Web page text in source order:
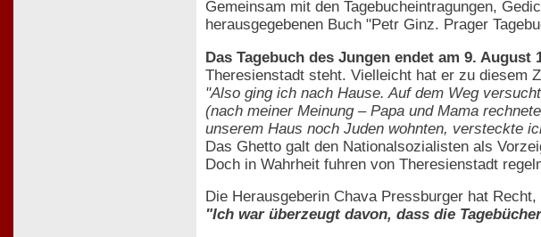
Gemeinsam mit den Tagebucheintragungen,
herausgegebenen Buch "Petr Ginz. Prager
Das Tagebuch des Jungen endet am 9. August
Theresienstadt steht. Vielleicht hat er zu diesem
"Also ging ich nach Hause. Auf dem Weg
(nach meiner Meinung – Papa und Mama
unserem Haus noch Juden wohnten, versteckte
Das Ghetto galt den Nationalsozialisten als
Doch in Wahrheit fuhren von Theresienstadt
Die Herausgeberin Chava Pressburger hat
"Ich war überzeugt davon, dass die